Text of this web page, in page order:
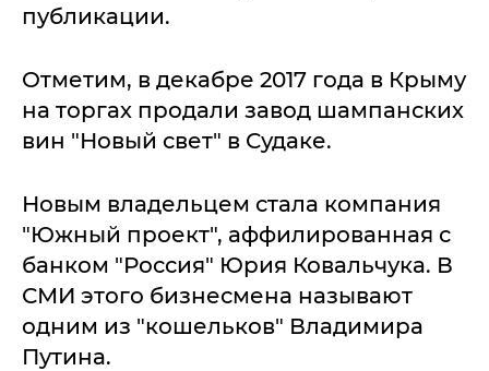
публикации.
Отметим, в декабре 2017 года в Крыму
на торгах продали завод шампанских
вин "Новый свет" в Судаке.
Новым владельцем стала компания
"Южный проект", аффилированная с
банком "Россия" Юрия Ковальчука. В
СМИ этого бизнесмена называют
одним из "кошельков" Владимира
Путина.